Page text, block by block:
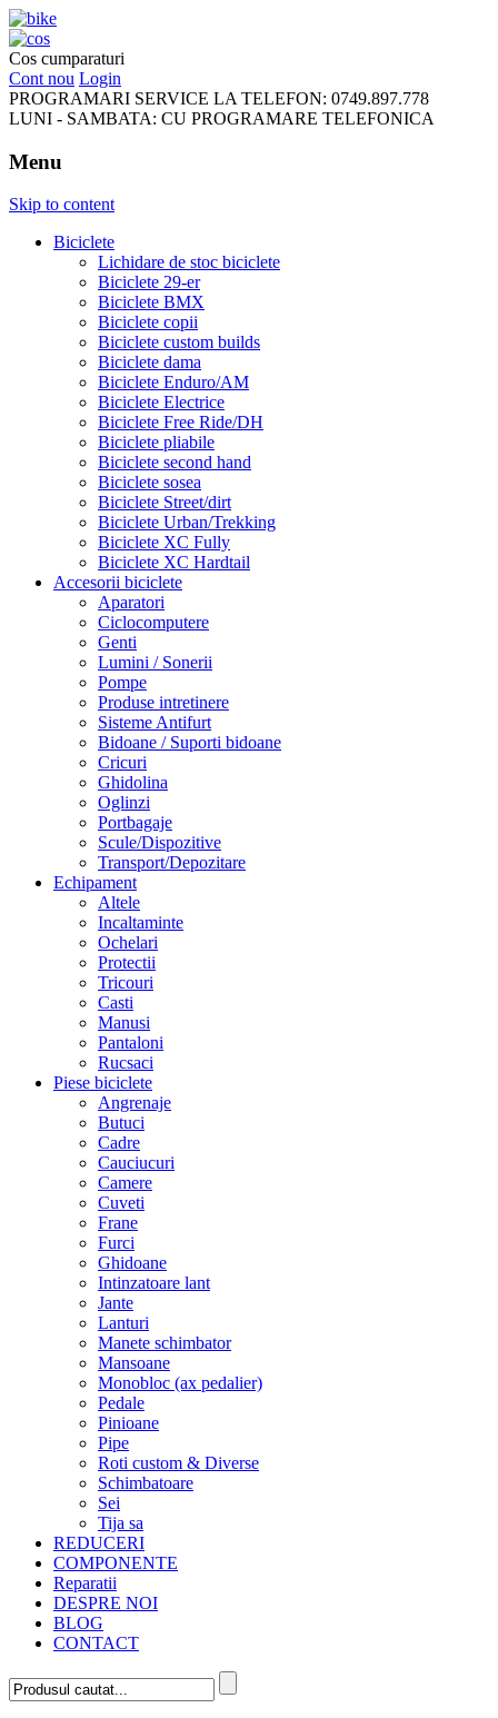
FreeRideBikes
Cos cumparaturi
Cont nou Login
PROGRAMARI SERVICE LA TELEFON: 0749.897.778
LUNI - SAMBATA: CU PROGRAMARE TELEFONICA
Menu
Skip to content
Biciclete
Lichidare de stoc biciclete
Biciclete 29-er
Biciclete BMX
Biciclete copii
Biciclete custom builds
Biciclete dama
Biciclete Enduro/AM
Biciclete Electrice
Biciclete Free Ride/DH
Biciclete pliabile
Biciclete second hand
Biciclete sosea
Biciclete Street/dirt
Biciclete Urban/Trekking
Biciclete XC Fully
Biciclete XC Hardtail
Accesorii biciclete
Aparatori
Ciclocomputere
Genti
Lumini / Sonerii
Pompe
Produse intretinere
Sisteme Antifurt
Bidoane / Suporti bidoane
Cricuri
Ghidolina
Oglinzi
Portbagaje
Scule/Dispozitive
Transport/Depozitare
Echipament
Altele
Incaltaminte
Ochelari
Protectii
Tricouri
Casti
Manusi
Pantaloni
Rucsaci
Piese biciclete
Angrenaje
Butuci
Cadre
Cauciucuri
Camere
Cuveti
Frane
Furci
Ghidoane
Intinzatoare lant
Jante
Lanturi
Manete schimbator
Mansoane
Monobloc (ax pedalier)
Pedale
Pinioane
Pipe
Roti custom & Diverse
Schimbatoare
Sei
Tija sa
REDUCERI
COMPONENTE
Reparatii
DESPRE NOI
BLOG
CONTACT